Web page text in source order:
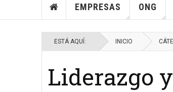
EMPRESAS ONG
ESTÁ AQUÍ: INICIO
Liderazgo